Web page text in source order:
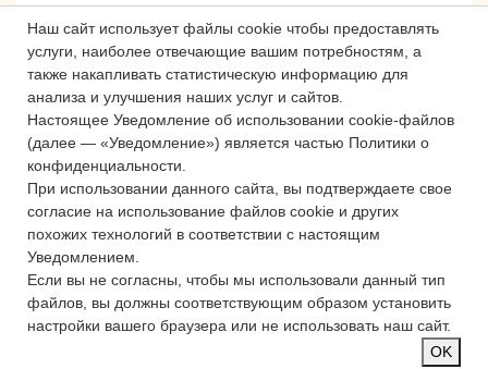
Наш сайт использует файлы cookie чтобы предоставлять
услуги, наиболее отвечающие вашим потребностям, а
также накапливать статистическую информацию для
анализа и улучшения наших услуг и сайтов.
Настоящее Уведомление об использовании cookie-файлов
(далее — «Уведомление») является частью Политики о
конфиденциальности.
При использовании данного сайта, вы подтверждаете свое
согласие на использование файлов cookie и других
похожих технологий в соответствии с настоящим
Уведомлением.
Если вы не согласны, чтобы мы использовали данный тип
файлов, вы должны соответствующим образом установить
настройки вашего браузера или не использовать наш сайт.
OK
Сложности с получением «Пушкинской
карты» или приобретением билетов?
Знаете, как улучшить работу
учреждений культуры?
Написать